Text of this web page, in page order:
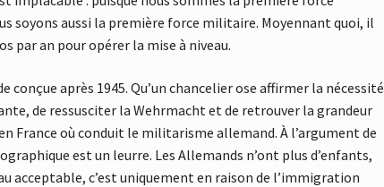
soyons aussi la première force militaire. Moyennant quoi, il
par an pour opérer la mise à niveau.
après 1945. Qu’un chancelier ose affirmer la nécessité
de ressusciter la Wehrmacht et de retrouver la grandeur
France où conduit le militarisme allemand. À l’argument de
est un leurre. Les Allemands n’ont plus d’enfants,
c’est uniquement en raison de l’immigration